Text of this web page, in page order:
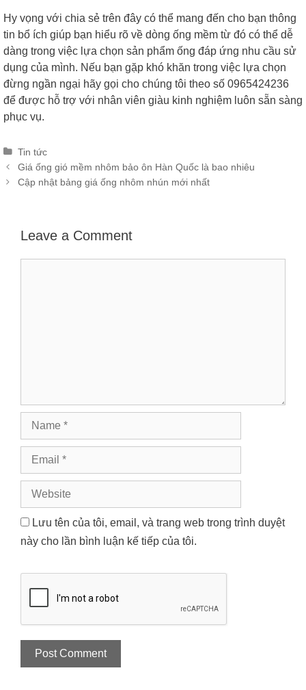
Hy vọng với chia sẻ trên đây có thể mang đến cho bạn thông
tin bổ ích giúp bạn hiểu rõ về dòng ống mềm từ đó có thể dễ
dàng trong việc lựa chọn sản phẩm ống đáp ứng nhu cầu sử
dụng của mình. Nếu bạn gặp khó khăn trong việc lựa chọn
đừng ngần ngại hãy gọi cho chúng tôi theo số 0965424236
để được hỗ trợ với nhân viên giàu kinh nghiệm luôn sẵn sàng
phục vụ.
Categories
Tin tức
Post
navigation
Giá ống gió mềm nhôm bảo ôn Hàn Quốc là bao nhiêu
Cập nhật bảng giá ống nhôm nhún mới nhất
Leave a Comment
Name
Email
Website
Lưu tên của tôi, email, và trang web trong trình duyệt
này cho lần bình luận kế tiếp của tôi.